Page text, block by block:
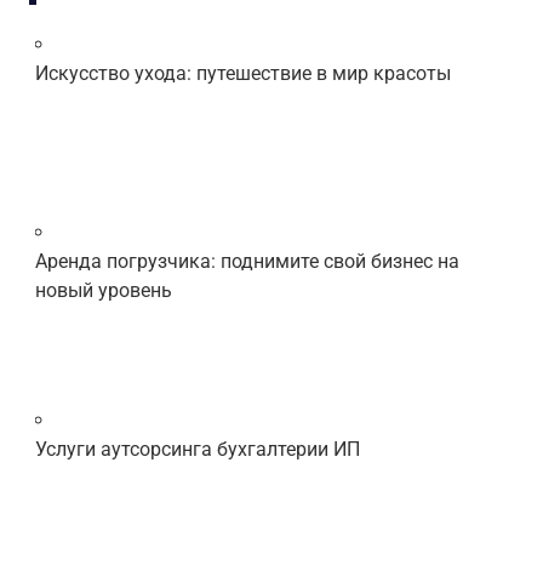
Искусство ухода: путешествие в мир красоты
Аренда погрузчика: поднимите свой бизнес на
новый уровень
Услуги аутсорсинга бухгалтерии ИП